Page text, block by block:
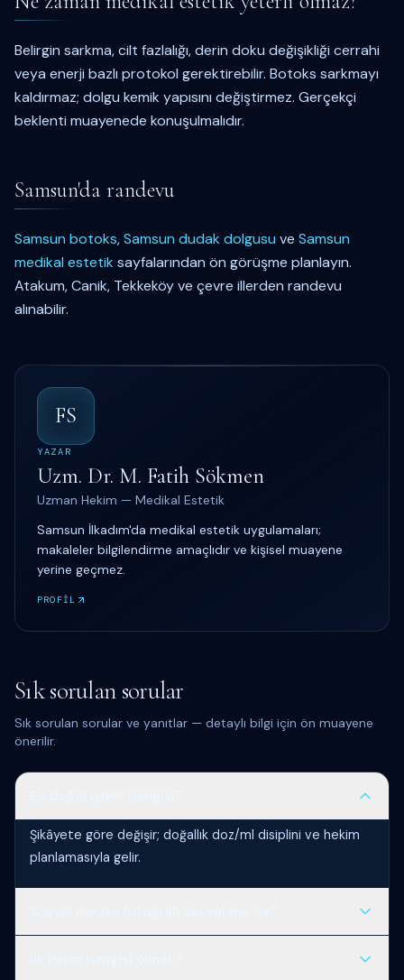
Belirgin sarkma, cilt fazlalığı, derin doku değişikliği cerrahi
veya enerji bazlı protokol gerektirebilir. Botoks sarkmayı
kaldırmaz; dolgu kemik yapısını değiştirmez. Gerçekçi
beklenti muayenede konuşulmalıdır.
Samsun'da randevu
Samsun botoks,Samsun dudak dolgusu ve Samsun
medikal estetik sayfalarından ön görüşme planlayın.
Atakum, Canik, Tekkeköy ve çevre illerden randevu
alınabilir.
FS
YAZAR
Uzm. Dr. M. Fatih Sökmen
Uzman Hekim — Medikal Estetik
Samsun İlkadım'da medikal estetik uygulamaları;
makaleler bilgilendirme amaçlıdır ve kişisel muayene
yerine geçmez.
PROFİL
Sık sorulan sorular
Sık sorulan sorular ve yanıtlar — detaylı bilgi için ön muayene
önerilir.
Şikâyete göre değişir; doğallık doz/ml disiplini ve hekim
planlamasıyla gelir.